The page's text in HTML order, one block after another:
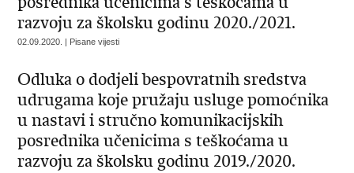
razvoju za školsku godinu 2020./2021.
02.09.2020. | Pisane vijesti
Odluka o dodjeli bespovratnih sredstva
udrugama koje pružaju usluge pomoćnika
u nastavi i stručno komunikacijskih
posrednika učenicima s teškoćama u
razvoju za školsku godinu 2019./2020.